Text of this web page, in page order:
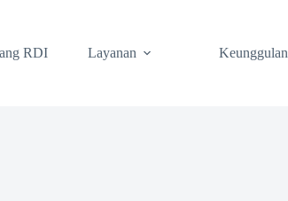
RDI Layanan Keunggulan